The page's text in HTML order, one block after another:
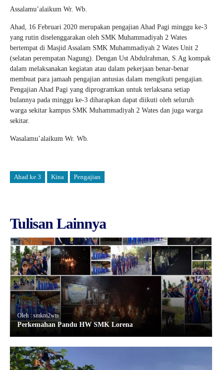
Assalamu’alaikum Wr. Wb.
Ahad, 16 Februari 2020 merupakan pengajian Ahad Pagi minggu ke-3
yang rutin diselenggarakan oleh SMK Muhammadiyah 2 Wates
bertempat di Masjid Assalam SMK Muhammadiyah 2 Wates Unit 2
(selatan perempatan Nagung). Dengan Ust Abdulrahman, S.Ag kompak
dalam melaksanakan kegiatan atau dalam pekerjaan benar-benar
membuat para jamaah pengajian antusias dalam mengikuti pengajian.
Pengajian Ahad Pagi yang diprogramkan untuk terlaksana setiap
bulannya pada minggu ke-3 diharapkan dapat diikuti oleh seluruh
warga sekitar kampus SMK Muhammadiyah 2 Wates dan juga warga
sekitar.
Wasalamu’alaikum Wr. Wb.
Ahad ke 3 Kina Pengajian
Tulisan Lainnya
Oleh : smkm2wts
Perkemahan Pandu HW SMK Lorena